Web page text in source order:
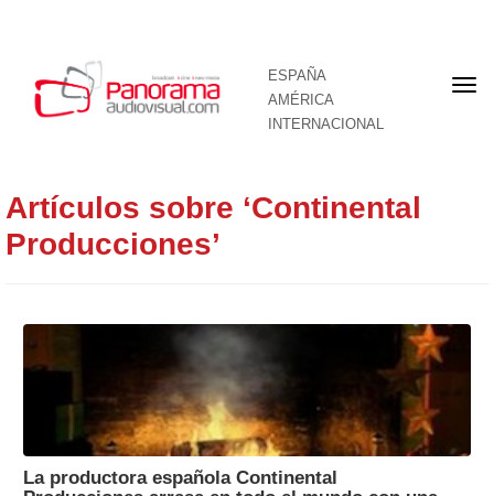
ESPAÑA
AMÉRICA
INTERNACIONAL
Artículos sobre ‘Continental
Producciones’
La productora española Continental